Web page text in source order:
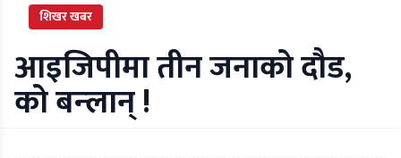
शिखर खबर
आइजिपीमा तीन जनाको दौड,
को बन्लान् !